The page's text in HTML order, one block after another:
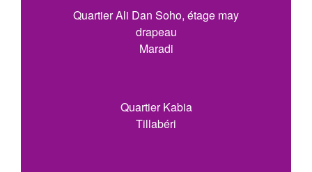
Quartier Ali Dan Soho, étage may
drapeau
Maradi
Quartier Kabia
Tillabéri